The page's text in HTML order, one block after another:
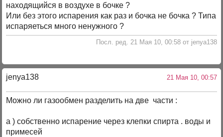
находящийся в воздухе в бочке ?
Или без этого испарения как раз и бочка не бочка ? Типа
испаряеться много ненужного ?
Посл. ред. 21 Мая 10, 00:58 от jenya138
jenya138 21 Мая 10, 00:57
Можно ли газообмен разделить на две части :
а ) собственно испарение через клепки спирта . воды и
примесей